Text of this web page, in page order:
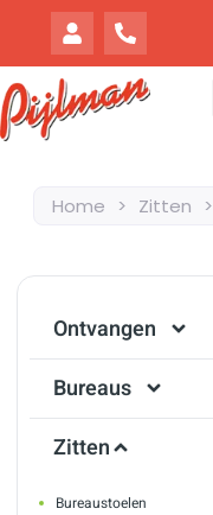
Home > Zitten >
Ontvangen
Bureaus
Zitten
Bureaustoelen